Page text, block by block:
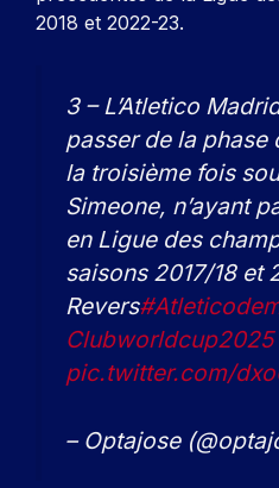
2018 et 2022-23.
3 – L’Atletico
passer de la phase
la troisième fois
Simeone, n’ayant
en Ligue des
saisons 2017/18 et
Revers
Clubworldcup2025
pic.twitter.com/
– Optajose